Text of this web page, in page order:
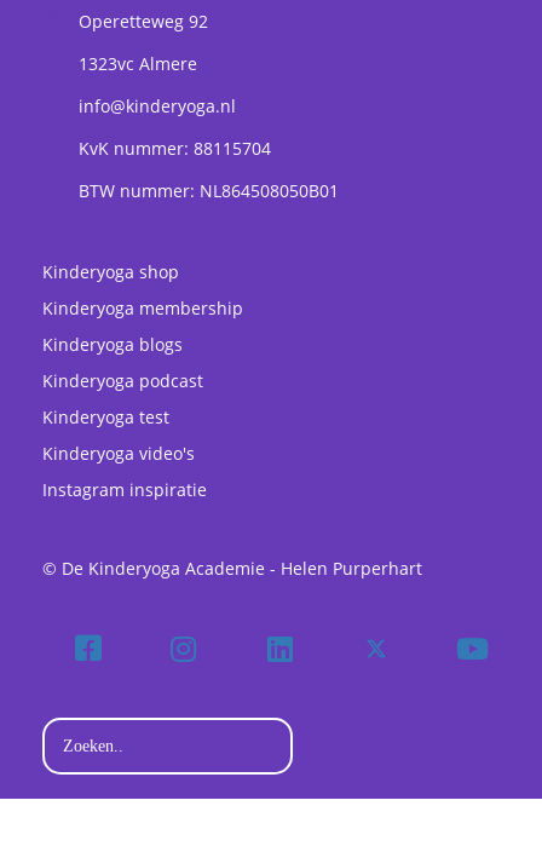
Operetteweg 92
1323vc Almere
info@kinderyoga.nl
KvK nummer: 88115704
BTW nummer: NL864508050B01
Kinderyoga shop
Kinderyoga membership
Kinderyoga blogs
Kinderyoga podcast
Kinderyoga test
Kinderyoga video's
Instagram inspiratie
© De Kinderyoga Academie - Helen Purperhart